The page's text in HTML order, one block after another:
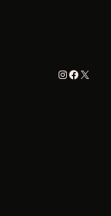
Instagram
X